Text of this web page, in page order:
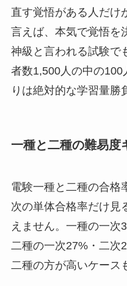
直す覚悟がある人だけ
言えば、本気で覚悟を
神級と言われる試験で
者数1,500人の中の100
りは絶対的な学習量勝
一種と二種の難易度
電験一種と二種の合格
次の単体合格率だけ見
えません。一種の一次
二種の一次27%・二次
二種の方が高いケース